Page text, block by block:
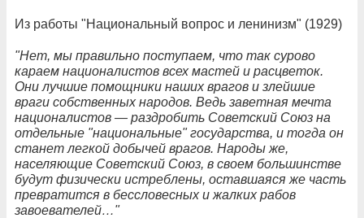
Из работы "Национальный вопрос и ленинизм" (1929)
"Нет, мы правильно поступаем, что так сурово
караем националистов всех мастей и расцветок.
Они лучшие помощники наших врагов и злейшие
враги собственных народов. Ведь заветная мечта
националистов — раздробить Советский Союз на
отдельные "национальные" государства, и тогда он
станет легкой добычей врагов. Народы же,
населяющие Советский Союз, в своем большинстве
будут физически истреблены, оставшаяся же часть
превратится в бессловесных и жалких рабов
завоевателей…"